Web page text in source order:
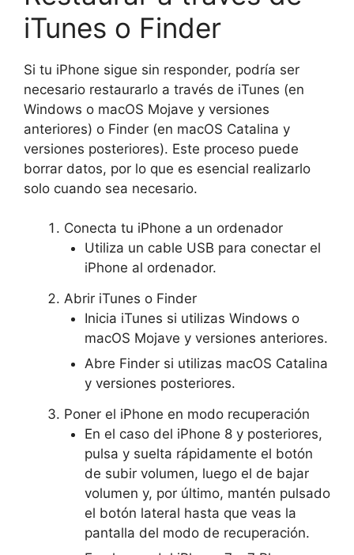
iTunes o Finder
Si tu iPhone sigue sin responder, podría ser
necesario restaurarlo a través de iTunes (en
Windows o macOS Mojave y versiones
anteriores) o Finder (en macOS Catalina y
versiones posteriores). Este proceso puede
borrar datos, por lo que es esencial realizarlo
solo cuando sea necesario.
Conecta tu iPhone a un ordenador
Utiliza un cable USB para conectar el
iPhone al ordenador.
Abrir iTunes o Finder
Inicia iTunes si utilizas Windows o
macOS Mojave y versiones anteriores.
Abre Finder si utilizas macOS Catalina
y versiones posteriores.
Poner el iPhone en modo recuperación
En el caso del iPhone 8 y posteriores,
pulsa y suelta rápidamente el botón
de subir volumen, luego el de bajar
volumen y, por último, mantén pulsado
el botón lateral hasta que veas la
pantalla del modo de recuperación.